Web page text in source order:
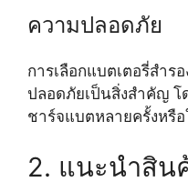
ความปลอดภัย
การเลือกแบตเตอรี่สำ
ปลอดภัยเป็นสิ่งสำคัญ
ชาร์จแบตหลายครั้งหรือ
2. แนะนำสิน